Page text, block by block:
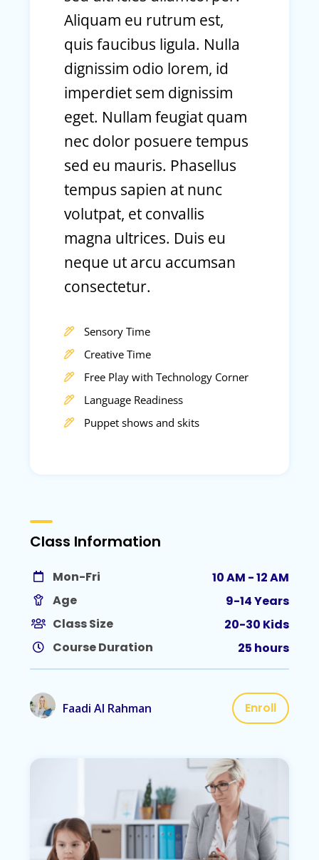
Aliquam eu rutrum est,
quis faucibus ligula. Nulla
dignissim odio lorem, id
imperdiet sem dignissim
eget. Nullam feugiat quam
nec dolor posuere tempus
sed eu mauris. Phasellus
tempus sapien at nunc
volutpat, et convallis
magna ultrices. Duis eu
neque ut arcu accumsan
consectetur.
Sensory Time
Creative Time
Free Play with Technology Corner
Language Readiness
Puppet shows and skits
Class Information
Mon-Fri
10 AM - 12 AM
Age
9-14 Years
Class Size
20-30 Kids
Course Duration
25 hours
Faadi Al Rahman Enroll